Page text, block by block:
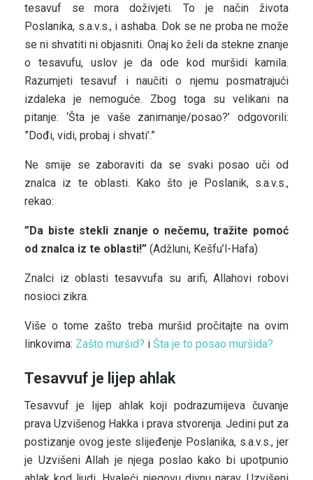
tesavuf se mora doživjeti. To je način života
Poslanika, s.a.v.s., i ashaba. Dok se ne proba ne može
se ni shvatiti ni objasniti. Onaj ko želi da stekne znanje
o tesavufu, uslov je da ode kod muršidi kamila.
Razumjeti tesavuf i naučiti o njemu posmatrajući
izdaleka je nemoguće. Zbog toga su velikani na
pitanje: ‘Šta je vaše zanimanje/posao?’ odgovorili:
”Dođi, vidi, probaj i shvati’.”
Ne smije se zaboraviti da se svaki posao uči od
znalca iz te oblasti. Kako što je Poslanik, s.a.v.s.,
rekao:
”Da biste stekli znanje o nečemu, tražite pomoć
od znalca iz te oblasti!” (Adžluni, Kešfu’l-Hafa)
Znalci iz oblasti tesavvufa su arifi, Allahovi robovi
nosioci zikra.
Više o tome zašto treba muršid pročitajte na ovim
linkovima: Zašto muršid? i Šta je to posao muršida?
Tesavvuf je lijep ahlak
Tesavvuf je lijep ahlak koji podrazumijeva čuvanje
prava Uzvišenog Hakka i prava stvorenja. Jedini put za
postizanje ovog jeste slijeđenje Poslanika, s.a.v.s., jer
je Uzvišeni Allah je njega poslao kako bi upotpunio